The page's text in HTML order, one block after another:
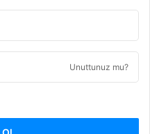
Unuttunuz mu?